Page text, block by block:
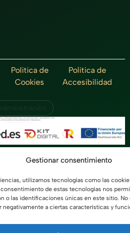
Gestionar consentimiento
utilizamos tecnologías como las
de estas tecnologías nos
o las identificaciones únicas en este sitio.
a ciertas características y
Politica de
Cookies
Politica de
Accesibilidad
Servinalia.